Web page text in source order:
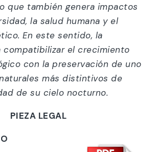
que también genera impactos
la salud humana y el
En este sentido, la
compatibilizar el crecimiento
con la preservación de uno
más distintivos de
de su cielo nocturno.
PIEZA LEGAL